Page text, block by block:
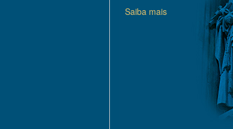
Saiba mais